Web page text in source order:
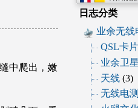
中爬出，嫩
日志分类
业余无线
QSL卡
业余卫星
天线 (3)
无线电